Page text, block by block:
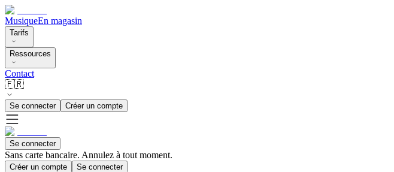
MusiqueEn magasin
Tarifs
Ressources
Contact
🇫🇷
Se connecter Créer un compte
Se connecter
Sans carte bancaire. Annulez à tout moment.
Créer un compte Se connecter